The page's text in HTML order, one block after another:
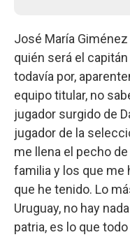
José María
quién será el
todavía por,
equipo titular, no
jugador surgido de
jugador de la
me llena el pecho
familia y los que me
que he tenido. Lo
Uruguay, no hay
patria, es lo que